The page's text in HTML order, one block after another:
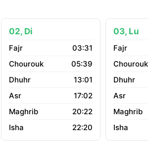
02, Di
03:31
05:39
13:01
17:02
20:22
22:20
03, Lu